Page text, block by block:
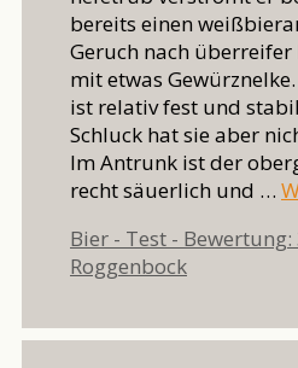
bereits einen
Geruch nach
mit etwas
ist relativ fest und
Schluck hat sie aber
Im Antrunk ist der
recht säuerlich und …
Kategorien
Bier - Test - Bewertung:
Schlagwörter
Roggenbock